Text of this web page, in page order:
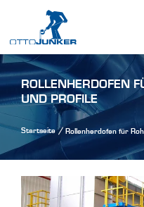
ROLLENHERDOFEN
UND PROFILE
Startseite Rollenherdofen für